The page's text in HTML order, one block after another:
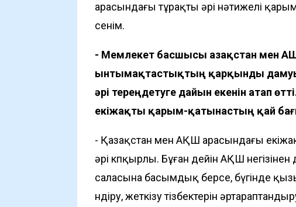
арасындағы тұрақты әрі нәтижелі
сенім.
- Мемлекет басшысы Қазақстан мен
ынтымақтастықтың қарқынды дамуын
әрі тереңдетуге дайын екенін атап
екіжақты қарым-қатынастың қай
- Қазақстан мен АҚШ арасындағы
әрі көпқырлы. Бұған дейін АҚШ негізінен
саласына басымдық берсе, бүгінде
өндіру, жеткізу тізбектерін